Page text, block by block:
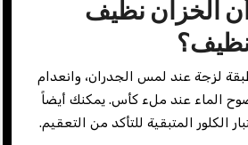
الخزان نظيف
لزجة عند لمس الجدران، وانعدام
الماء عند ملء كأس. يمكنك أيضاً
الكلور المتبقية للتأكد من التعقيم.